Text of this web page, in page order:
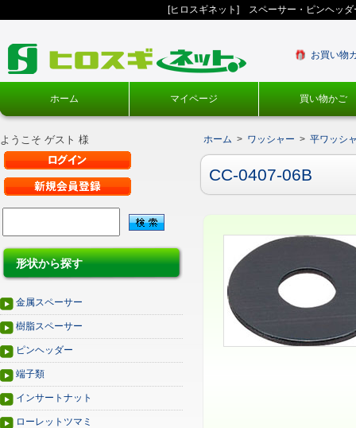
[ヒロスギネット] スペーサー・ピンヘッ
お買い物
ホーム マイページ 買い物かご
ようこそ ゲスト 様
形状から探す
金属スペーサー
樹脂スペーサー
ピンヘッダー
端子類
インサートナット
ローレットツマミ
ホーム > ワッシャー > 平ワッシ
CC-0407-06B